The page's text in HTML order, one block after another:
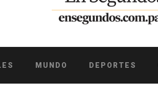
MUNDO DEPORTES